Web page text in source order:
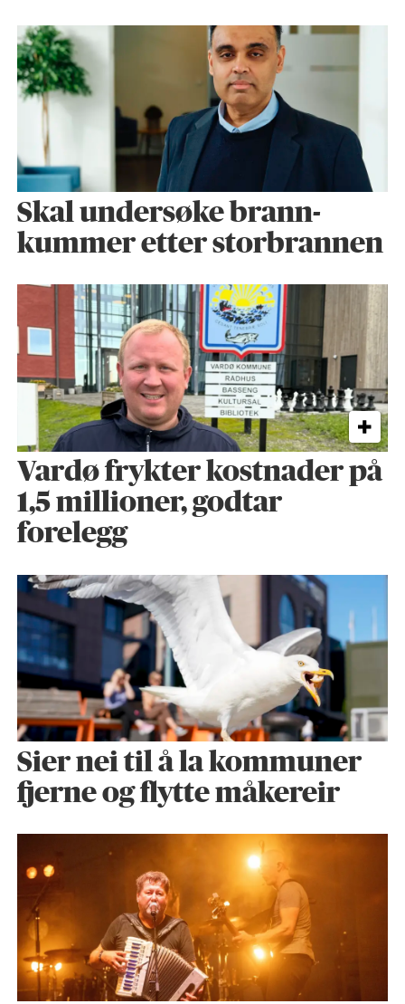
Skal undersøke brann­
kummer etter storbrannen
Vardø frykter kostnader på
1,5 millioner, godtar
forelegg
Sier nei til å la kommuner
fjerne og flytte måkereir